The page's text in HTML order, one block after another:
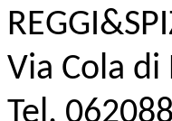
Via Cola di
Tel.